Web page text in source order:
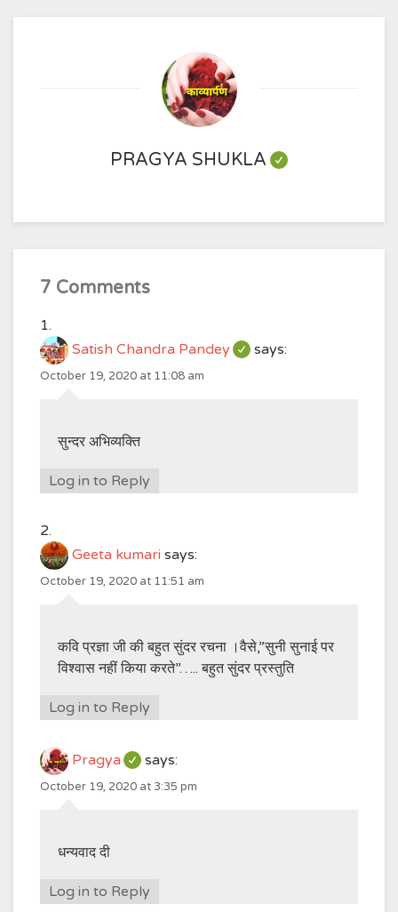
PRAGYA SHUKLA
7 Comments
Satish Chandra Pandey says:
October 19, 2020 at 11:08 am
सुन्दर अभिव्यक्ति
Log in to Reply
Geeta kumari says:
October 19, 2020 at 11:51 am
कवि प्रज्ञा जी की बहुत सुंदर रचना ।वैसे,”सुनी सुनाई पर
विश्वास नहीं किया करते”….. बहुत सुंदर प्रस्तुति
Log in to Reply
Pragya says:
October 19, 2020 at 3:35 pm
धन्यवाद दी
Log in to Reply